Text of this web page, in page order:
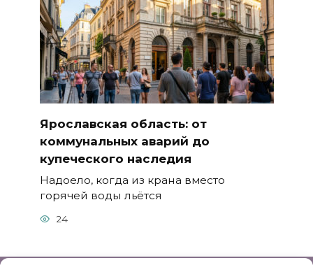
Ярославская область: от
коммунальных аварий до
купеческого наследия
Надоело, когда из крана вместо
горячей воды льётся
24